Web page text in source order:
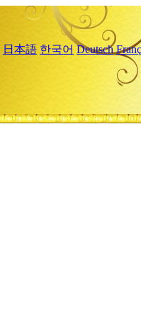
日本語 한국어 Deutsch